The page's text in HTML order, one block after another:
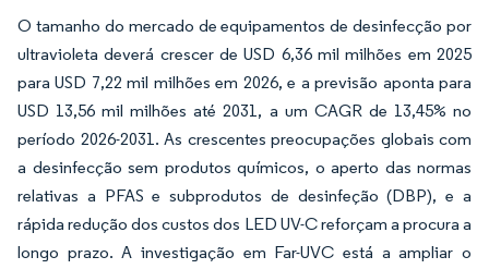
O tamanho do mercado de equipamentos de desinfecção por
ultravioleta deverá crescer de USD 6,36 mil milhões em 2025
para USD 7,22 mil milhões em 2026, e a previsão aponta para
USD 13,56 mil milhões até 2031, a um CAGR de 13,45% no
período 2026-2031. As crescentes preocupações globais com
a desinfecção sem produtos químicos, o aperto das normas
relativas a PFAS e subprodutos de desinfeção (DBP), e a
rápida redução dos custos dos LED UV-C reforçam a procura a
longo prazo. A investigação em Far-UVC está a ampliar o